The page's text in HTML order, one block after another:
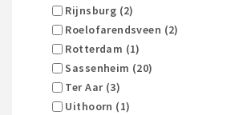
Rijnsburg (2)
Roelofarendsveen (2)
Rotterdam (1)
Sassenheim (20)
Ter Aar (3)
Uithoorn (1)